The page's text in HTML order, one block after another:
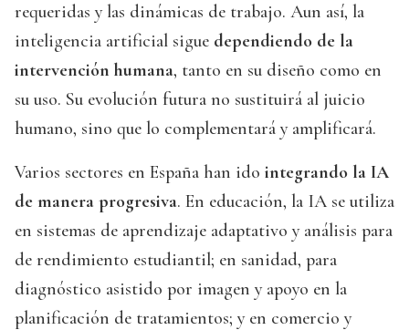
requeridas y las dinámicas de trabajo. Aun así, la
inteligencia artificial sigue dependiendo de la
intervención humana, tanto en su diseño como en
su uso. Su evolución futura no sustituirá al juicio
humano, sino que lo complementará y amplificará.
Varios sectores en España han ido integrando la IA
de manera progresiva. En educación, la IA se utiliza
en sistemas de aprendizaje adaptativo y análisis para
de rendimiento estudiantil; en sanidad, para
diagnóstico asistido por imagen y apoyo en la
planificación de tratamientos; y en comercio y